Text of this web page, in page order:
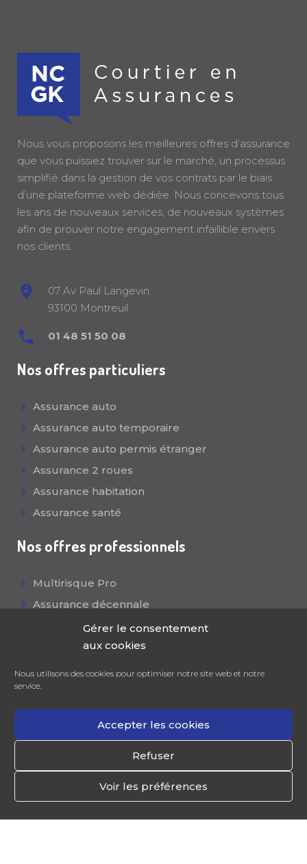
Gérer le consentement
aux cookies
Nous utilisons des cookies pour optimiser notre site web et notre
service.
Accepter les cookies
Refuser
Voir les préférences
Nous vous proposons les meilleures offres d’assurance
que vous puissiez trouver sur le marché, un processus
simplifié dans la gestion de vos contrats par le biais
d’une plateforme web dédiée. Nous concevons tous
les ans de nouveaux services, de nouveaux systèmes
afin de prouver notre engagement infaillible envers
nos clients.
07 Av Paul Langevin
93100 Montreuil
01 48 51 50 08
Nos offres particuliers
Assurance auto
Assurance auto temporaire
Assurance auto permis étranger
Assurance 2 roues
Assurance habitation
Assurance santé
Nos offres professionnels
Multirisque Pro
Assurance décennale
Responsabilité civile
Mutuelle collective
Assurance flotte auto
© Tous droits réservés |Mentions
légales|Contactez-nous|Politique des cookies|
Résilier votre contrat